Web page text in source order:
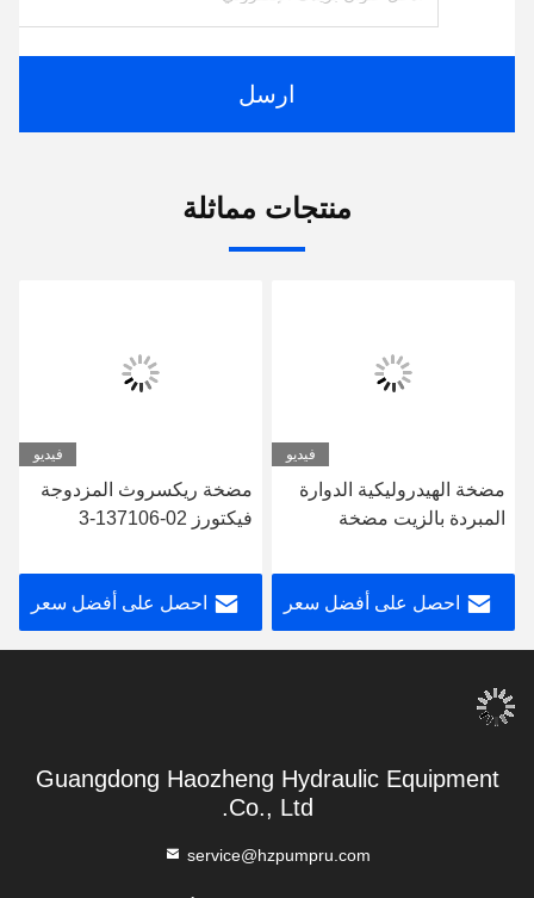
ارسل
منتجات مماثلة
فيديو
مضخة الهيدروليكية الدوارة
المبردة بالزيت مضخة
1D22R
احصل على أفضل سعر
فيديو
مضخة ريكسروث المزدوجة
فيكتورز 02-137106-3
احصل على أفضل سعر
Guangdong Haozheng Hydraulic Equipment
Co., Ltd.
service@hzpumpru.com